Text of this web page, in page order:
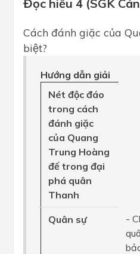
Đọc hiểu 4 (SGK
Cách đánh giặc của
biệt?
Hướng dẫn giải
Nét độc đáo
trong cách
đánh giặc
của Quang
Trung Hoàng
đế trong đại
phá quân
Thanh
Quân sự
-